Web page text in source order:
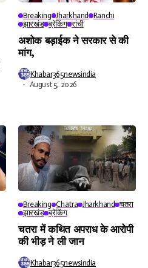
Breaking Jharkhand
Ranchi
झारखंड ब्रेकिंग रांची
अशोक बड़ाईक ने सरकार से की
मांग,
Khabar365newsindia
August 5, 2026
Breaking Chatra Jharkhand चतरा
झारखंड ब्रेकिंग
चतरा में कथित अपराध के आरोपी
की भीड़ ने ली जान
Khabar365newsindia